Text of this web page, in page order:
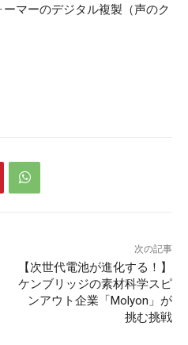
マーのデジタル複製（声のク
次の記事
【次世代電池が進化する！】
ケンブリッジの素材科学スピ
ンアウト企業「Molyon」が
挑む挑戦